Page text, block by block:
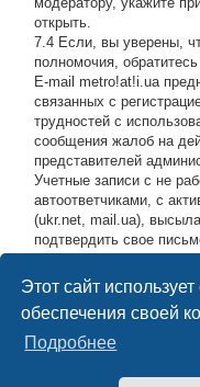
Этот сайт
обеспечения своей
Подробнее
открыть.
7.4 Если, вы уверены,
полномочия,
E-mail metro!at!i.ua
связанных с
трудностей с
сообщения жалоб на
представителей
Учетные записи с не
автоответчиками, с
(ukr.net, mail.ua),
подтвердить свое
высылающие мусор на
блокироваться по